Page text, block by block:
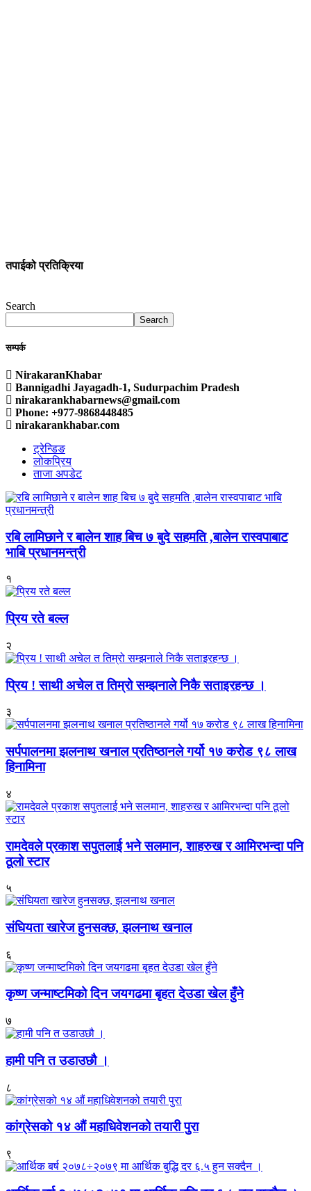
तपाईको प्रतिक्रिया
Search
Search
सम्पर्क
NirakaranKhabar
Bannigadhi Jayagadh-1, Sudurpachim Pradesh
nirakarankhabarnews@gmail.com
Phone: +977-9868448485
nirakarankhabar.com
ट्रेन्डिङ
लोकप्रिय
ताजा अपडेट
रबि लामिछाने र बालेन शाह बिच ७ बुदे सहमति ,बालेन रास्वपाबाट
भाबि प्रधानमन्त्री
१
प्रिय रते बल्ल
२
प्रिय ! साथी अचेल त तिम्रो सम्झनाले निकै सताइरहन्छ ।
३
सर्पपालनमा झलनाथ खनाल प्रतिष्ठानले गर्यो १७ करोड ९८ लाख
हिनामिना
४
रामदेवले प्रकाश सपुतलाई भने सलमान, शाहरुख र आमिरभन्दा पनि
ठूलो स्टार
५
संघियता खारेज हुनसक्छ, झलनाथ खनाल
६
कृष्ण जन्माष्टमिको दिन जयगढमा बृहत देउडा खेल हुँने
७
हामी पनि त उडाउछौ ।
८
कांग्रेसको १४ औं महाधिवेशनको तयारी पुरा
९